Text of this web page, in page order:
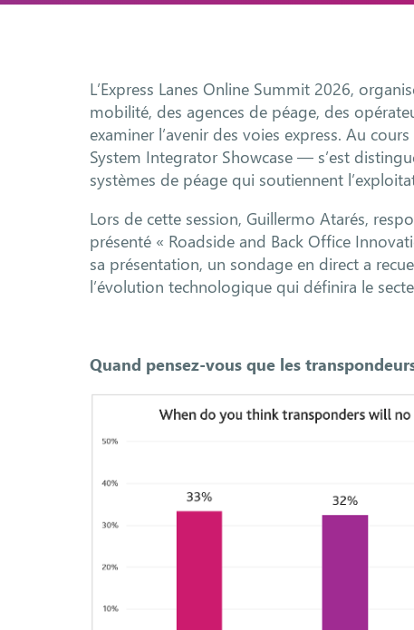
L’Express Lanes Online Summit 2026,
mobilité, des agences de péage, des
examiner l’avenir des voies express. Au
System Integrator Showcase — s’est
systèmes de péage qui soutiennent
Lors de cette session, Guillermo Atarés,
présenté « Roadside and Back Office
sa présentation, un sondage en direct a
l’évolution technologique qui définira le
Quand pensez-vous que les